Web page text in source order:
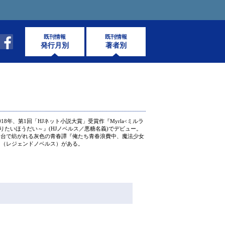
既刊情報
発行月別
既刊情報
著者別
年、第1回「HJネット小説大賞」受賞作『Myrla<ミルラ
たいほうだい～』(HJノベルス／悪糖名義)でデビュー。
で紡がれる灰色の青春譚『俺たち青春浪費中、魔法少女
レジェンドノベルス）がある。